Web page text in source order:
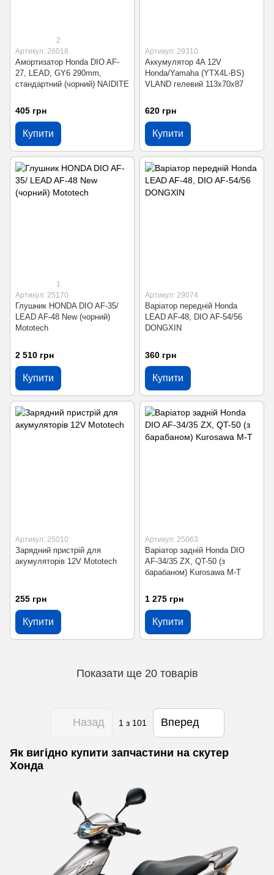
2
Артикул: 26018
Амортизатор Honda DIO AF-
27, LEAD, GY6 290mm,
стандартний (чорний) NAIDITE
405 грн
Купити
Артикул: 29310
Аккумулятор 4A 12V
Honda/Yamaha (YTX4L-BS)
VLAND гелевий 113x70x87
620 грн
Купити
1
Артикул: 25170
Глушник HONDA DIO AF-35/
LEAD AF-48 New (чорний)
Mototech
2 510 грн
Купити
Артикул: 29074
Варіатор передній Honda
LEAD AF-48, DIO AF-54/56
DONGXIN
360 грн
Купити
Артикул: 25010
Зарядний пристрій для
акумуляторів 12V Mototech
255 грн
Купити
Артикул: 25063
Варіатор задній Honda DIO
AF-34/35 ZX, QT-50 (з
барабаном) Kurosawa M-T
1 275 грн
Купити
Показати ще 20 товарів
Назад 1 з 101 Вперед
Як вигідно купити запчастини на скутер
Хонда